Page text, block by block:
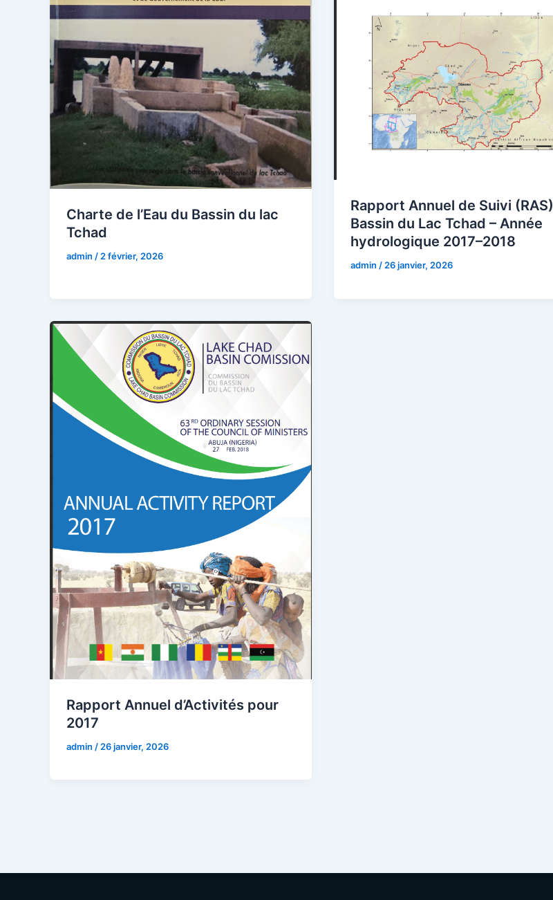
Charte de l’Eau du Bassin du lac
Tchad
admin / 2 février, 2026
Rapport Annuel de Suivi (RAS)
Bassin du Lac Tchad – Année
hydrologique 2017–2018
admin / 26 janvier, 2026
Rapport Annuel d’Activités pour
2017
admin / 26 janvier, 2026